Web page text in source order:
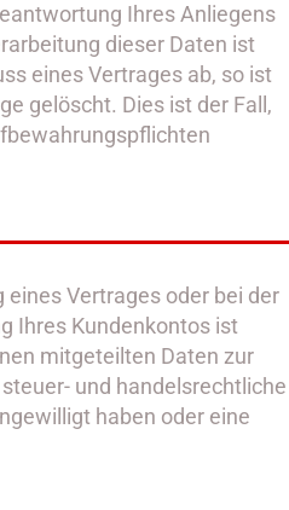
Ihres Anliegens
dieser Daten ist
eines Vertrages ab, so ist
gelöscht. Dies ist der Fall,
Vertrages oder bei der
Ihres Kundenkontos ist
mitgeteilten Daten zur
und handelsrechtliche
haben oder eine